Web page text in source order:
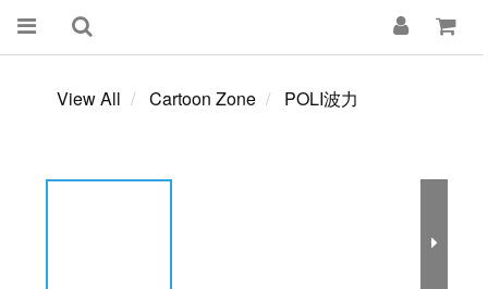
View All Cartoon Zone POLI波力